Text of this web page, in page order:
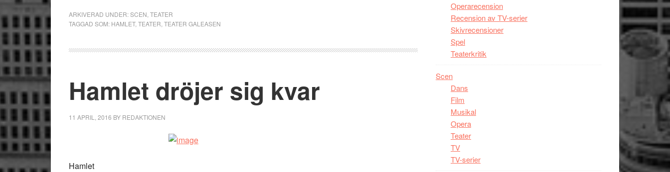
ARKIVERAD UNDER:SCEN TEATER
TAGGAD SOM: HAMLET, TEATER TEATER GALEASEN
Hamlet dröjer sig kvar
11 APRIL, 2016 BY REDAKTIONEN
Hamlet
Operarecension
Recension av TV-serier
Skivrecensioner
Spel
Teaterkritik
Scen
Dans
Film
Musikal
Opera
Teater
TV
TV-serier